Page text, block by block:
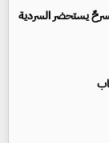
يستحضر السردية